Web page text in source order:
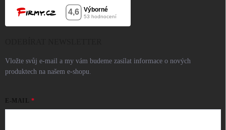
Vložte svůj e-mail a my vám budeme zasílat informace o nových
produktech na našem e-shopu.
E-MAIL